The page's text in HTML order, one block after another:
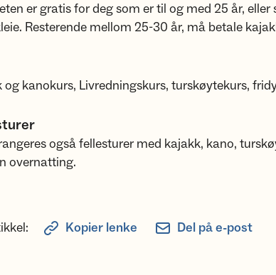
er gratis for deg som er til og med 25 år,
Resterende mellom 25-30 år, må betale
og kanokurs, Livredningskurs, turskøytekurs,
også fellesturer med kajakk, kano,
overnatting.
Kopier lenke Del på e-post